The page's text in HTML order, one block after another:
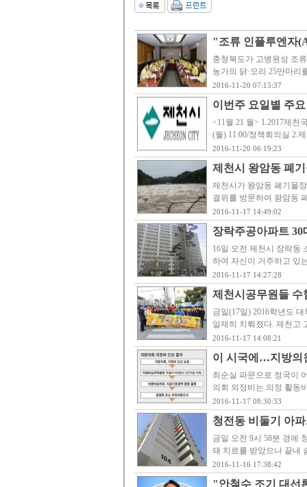
"조류 인플루엔자
충청북도가 고병원성 조
농가의 닭·오리 25만마
2016-11-20 07:15:37
이번주 요일별 주
<11월 21 월> 1.2017제천
(월) 11:00/정책회의실 2.
2016-11-20 06:19:23
제천시 왕암동 폐
제천시가 왕암동 폐기물
결위를 방문하여 왕암동
2016-11-17 14:49:02
장락주공아파트
16일 오전 제천시 장락동
하여 자신이 거주하고 있
2016-11-17 14:27:28
제천시공무원들
금일(17일) 2016학년도
일제히 치뤄졌다. 제천고
2016-11-17 14:08:21
이 시국에…지방의
최순실 파문으로 정국이
의회 의정비는 의정 활동
2016-11-17 08:30:33
청전동 비둘기 아
금일 오전 9시 58분 경에
돼 치료를 받았으나 끝내
2016-11-16 17:38:42
"안철수 조기 대선